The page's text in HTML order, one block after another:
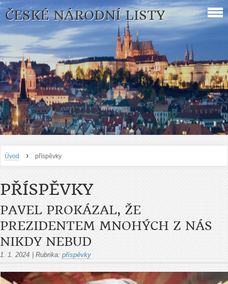
ČESKÉ NÁRODNÍ LISTY
Úvod › příspěvky
PŘÍSPĚVKY
PAVEL PROKÁZAL, ŽE
PREZIDENTEM MNOHÝCH Z NÁS
NIKDY NEBUD
1. 1. 2024 Rubrika: příspěvky